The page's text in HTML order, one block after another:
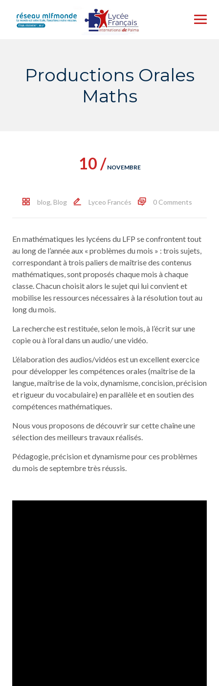
content
Productions Orales
Maths
10 / NOVEMBRE
blog, Blog Lyceo Francés 0 Comments
En mathématiques les lycéens du LFP se confrontent tout
au long de l’année aux « problèmes du mois » : trois sujets,
correspondant à trois paliers de maîtrise des contenus
mathématiques, sont proposés chaque mois à chaque
classe. Chacun choisit alors le sujet qui lui convient et
mobilise les ressources nécessaires à la résolution tout au
long du mois.
La recherche est restituée, selon le mois, à l’écrit sur une
copie ou à l’oral dans un audio/ une vidéo.
L’élaboration des audios/vidéos est un excellent exercice
pour développer les compétences orales (maîtrise de la
langue, maîtrise de la voix, dynamisme, concision, précision
et rigueur du vocabulaire) en parallèle et en soutien des
compétences mathématiques.
Nous vous proposons de découvrir sur cette chaîne une
sélection des meilleurs travaux réalisés.
Pédagogie, précision et dynamisme pour ces problèmes
du mois de septembre très réussis.